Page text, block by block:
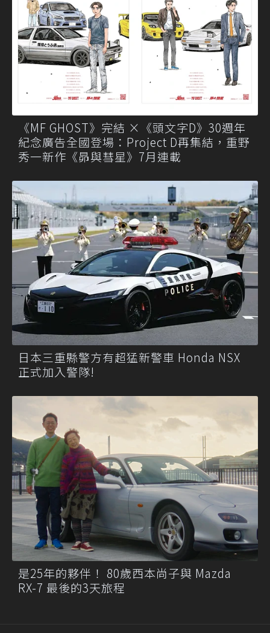
《MF GHOST》完結 ×《頭文字D》30週年
紀念廣告全國登場：Project D再集結，重野
秀一新作《昴與彗星》7月連載
日本三重縣警方有超猛新警車 Honda NSX
正式加入警隊!
是25年的夥伴！ 80歲西本尚子與 Mazda
RX-7 最後的3天旅程